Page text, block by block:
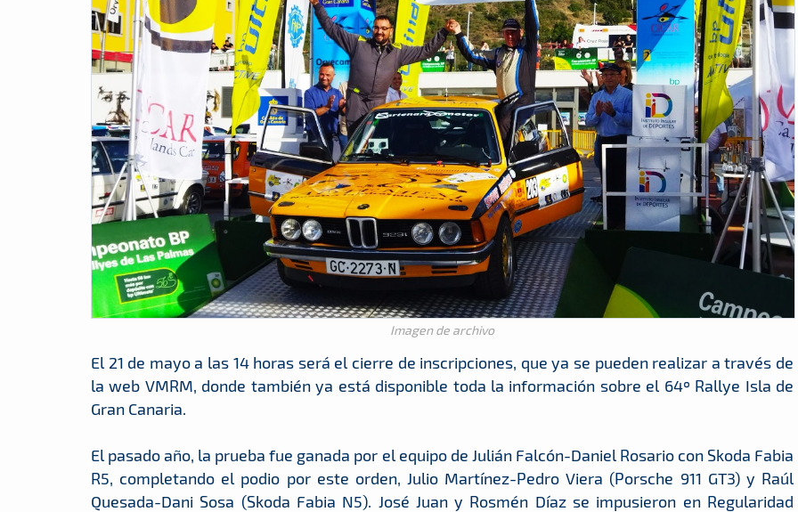
Imagen de archivo
El 21 de mayo a las 14 horas será el cierre de inscripciones, que ya se pueden realizar a través de
la web VMRM, donde también ya está disponible toda la información sobre el 64º Rallye Isla de
Gran Canaria.
El pasado año, la prueba fue ganada por el equipo de Julián Falcón-Daniel Rosario con Skoda Fabia
R5, completando el podio por este orden, Julio Martínez-Pedro Viera (Porsche 911 GT3) y Raúl
Quesada-Dani Sosa (Skoda Fabia N5). José Juan y Rosmén Díaz se impusieron en Regularidad